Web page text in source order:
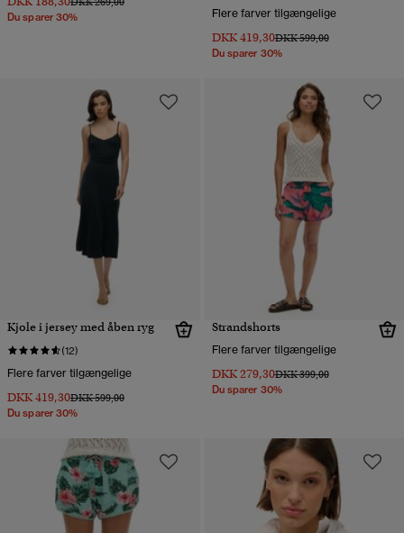
Du sparer 30%
Flere farver tilgængelige
DKK 419,30Pris nedsat fra
DKK 599,00til
Du sparer 30%
Kjole i jersey med åben ryg
(12)
Flere farver tilgængelige
DKK 419,30Pris nedsat fra
DKK 599,00til
Du sparer 30%
Strandshorts
Flere farver tilgængelige
DKK 279,30Pris nedsat fra
DKK 399,00til
Du sparer 30%